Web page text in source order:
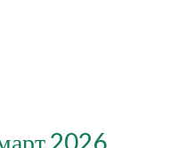
2026